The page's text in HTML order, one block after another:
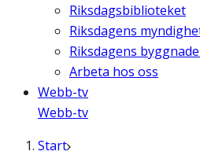
Riksdagsbiblioteket
Riksdagens
Riksdagens
Arbeta hos oss
Webb-tv
Webb-tv
Start